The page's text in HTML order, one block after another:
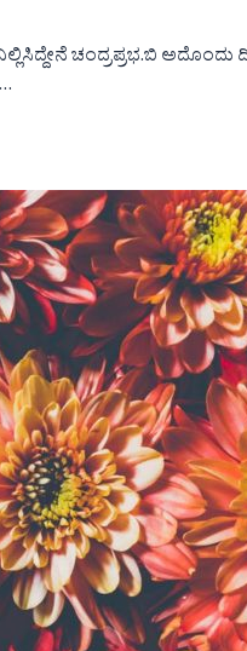
ಚಂದ್ರಪ್ರಭ.ಬಿ ಅದೊಂದು